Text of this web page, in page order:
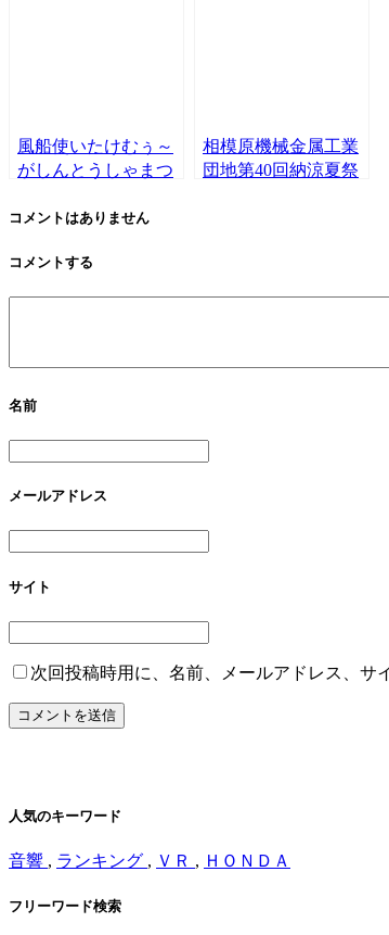
風船使いたけむぅ～
がしんとうしゃまつ
リーティング。大盛
相模原機械金属工業
団地第40回納涼夏祭
コメントはありません
コメントする
名前
メールアドレス
サイト
次回投稿時用に、名前、メールアドレス、サ
人気のキーワード
音響 , ランキング , ＶＲ , ＨＯＮＤＡ
フリーワード検索